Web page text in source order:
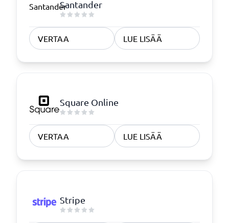
Santander
VERTAA LUE LISÄÄ
Square Online
VERTAA LUE LISÄÄ
Stripe